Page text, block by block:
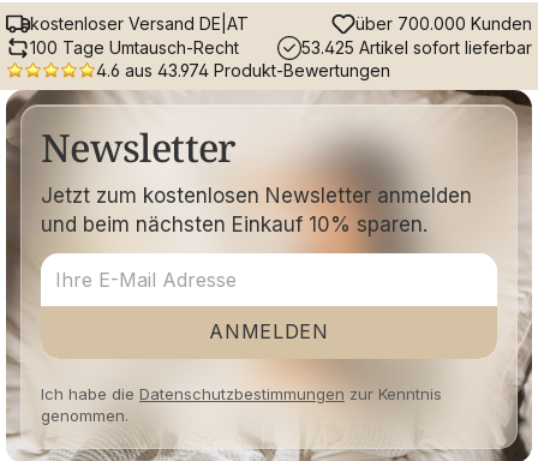
kostenloser Versand DE|AT
über 700.000 Kunden
100 Tage Umtausch-Recht
53.425 Artikel sofort lieferbar
4.6 aus 43.974 Produkt-Bewertungen
Newsletter
Jetzt zum kostenlosen Newsletter anmelden
und beim nächsten Einkauf 10% sparen.
ANMELDEN
Ich habe die Datenschutzbestimmungen zur Kenntnis
genommen.